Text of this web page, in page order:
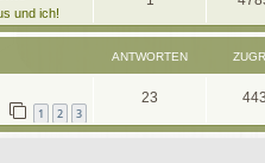
w
o
r
t
und ich!
n
t
w
o
ANTWORTEN
1 2 3
23
n